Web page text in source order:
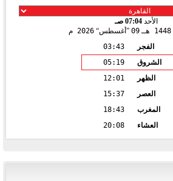
الأحد07:04 صـ
1448 هـ 09 أغسطس 2026 م
الفجر
03:43
الشروق
05:19
الظهر
12:01
العصر
15:37
المغرب
18:43
العشاء
20:08